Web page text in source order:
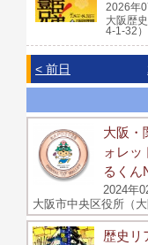
2026年
大阪歴
4-1-32）
< 前日
大阪・
ォレッ
るくん
2024年
大阪市中央区役所（
歴史リ